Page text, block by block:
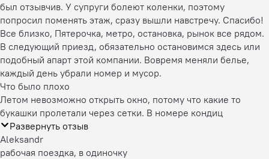
был отзывчив. У супруги болеют коленки, поэтому
попросил поменять этаж, сразу вышли навстречу. Спасибо!
Все близко, Пятерочка, метро, остановка, рынок все рядом.
В следующий приезд, обязательно остановимся здесь или
подобный апарт этой компании. Вовремя меняли белье,
каждый день убрали номер и мусор.
Что было плохо
Летом невозможно открыть окно, потому что какие то
букашки пролетали через сетки. В номере кондиц
Развернуть отзыв
Aleksandr
рабочая поездка, в одиночку